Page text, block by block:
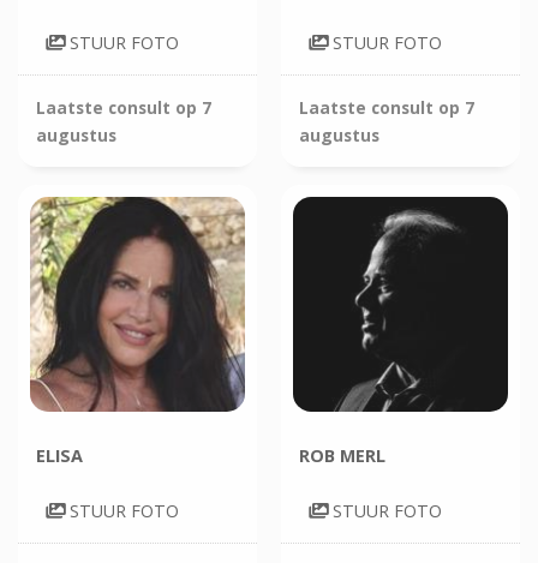
STUUR FOTO
Laatste consult op 7
augustus
STUUR FOTO
Laatste consult op 7
augustus
ELISA
STUUR FOTO
ROB MERL
STUUR FOTO